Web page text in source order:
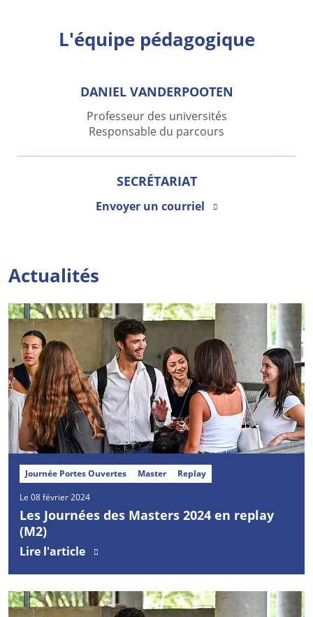
L'équipe pédagogique
DANIEL VANDERPOOTEN
Professeur des universités
Responsable du parcours
SECRÉTARIAT
Envoyer un courriel
Actualités
Journée Portes Ouvertes Master Replay
Le 08 février 2024
Les Journées des Masters 2024 en replay
(M2)
Lire l'article